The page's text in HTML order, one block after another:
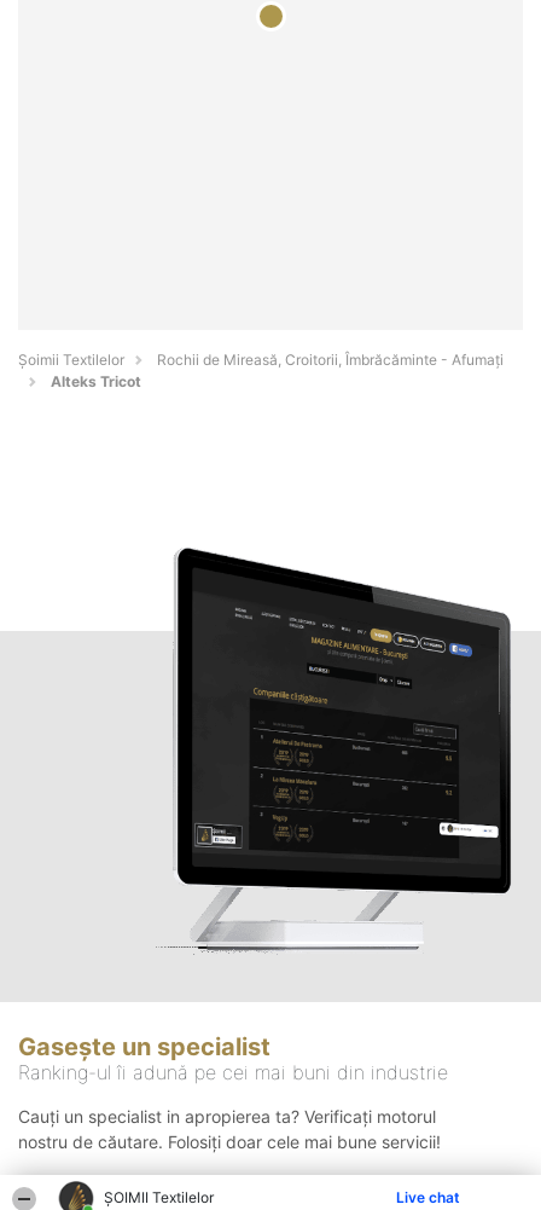
ȘOIMII Textilelor Live chat
Șoimii Textilelor
Rochii de Mireasă, Croitorii, Îmbrăcăminte - Afumaţi
Alteks Tricot
Gasește un specialist
Ranking-ul îi adună pe cei mai buni din industrie
Cauți un specialist in apropierea ta? Verificați motorul
nostru de căutare. Folosiți doar cele mai bune servicii!